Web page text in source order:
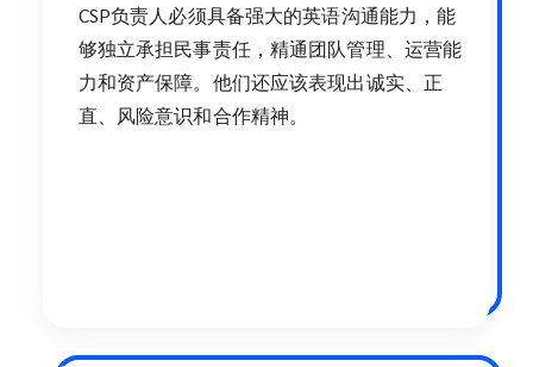
CSP负责人必须具备强大的英语沟通能力，能
够独立承担民事责任，精通团队管理、运营能
力和资产保障。他们还应该表现出诚实、正
直、风险意识和合作精神。